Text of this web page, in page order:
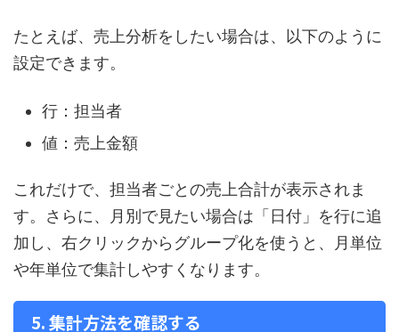
たとえば、売上分析をしたい場合は、以下のように
設定できます。
行：担当者
値：売上金額
これだけで、担当者ごとの売上合計が表示されま
す。さらに、月別で見たい場合は「日付」を行に追
加し、右クリックからグループ化を使うと、月単位
や年単位で集計しやすくなります。
5. 集計方法を確認する